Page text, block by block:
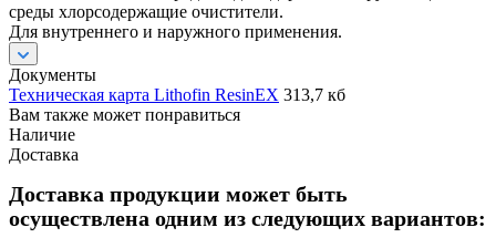
среды хлорсодержащие очистители.
Для внутреннего и наружного применения.
Документы
Техническая карта Lithofin ResinEX 313,7 кб
Вам также может понравиться
Наличие
Доставка
Доставка продукции может быть
осуществлена одним из следующих вариантов: